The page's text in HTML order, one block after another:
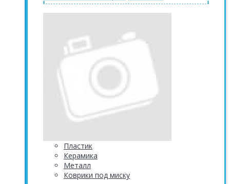
Пластик
Керамика
Металл
Коврики под миску